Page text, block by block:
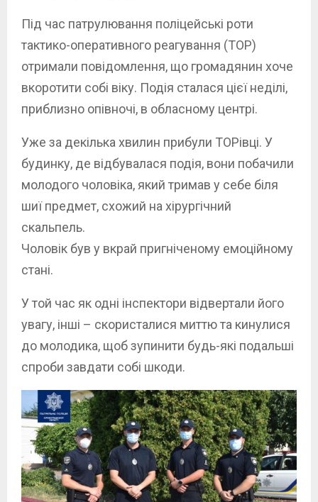
Під час патрулювання поліцейські роти
тактико-оперативного реагування (ТОР)
отримали повідомлення, що громадянин хоче
вкоротити собі віку. Подія сталася цієї неділі,
приблизно опівночі, в обласному центрі.
Уже за декілька хвилин прибули ТОРівці. У
будинку, де відбувалася подія, вони побачили
молодого чоловіка, який тримав у себе біля
шиї предмет, схожий на хірургічний
скальпель.
Чоловік був у вкрай пригніченому емоційному
стані.
У той час як одні інспектори відвертали його
увагу, інші – скористалися миттю та кинулися
до молодика, щоб зупинити будь-які подальші
спроби завдати собі шкоди.